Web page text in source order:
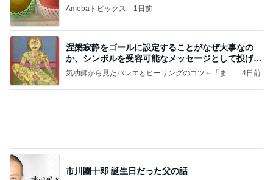
Amebaトピックス 1日前
涅槃寂静をゴールに設定することがなぜ大事なの
か、シンボルを受容可能なメッセージとして投げる
ことが
気功師から見たバレエとヒーリングのコツ～「まと
4日前
市川團十郎 誕生日だった父の話